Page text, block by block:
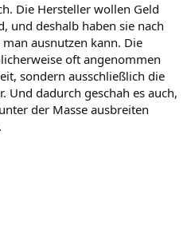
Die Hersteller wollen Geld
und deshalb haben sie nach
ausnutzen kann. Die
oft angenommen
sondern ausschließlich die
Und dadurch geschah es auch,
der Masse ausbreiten